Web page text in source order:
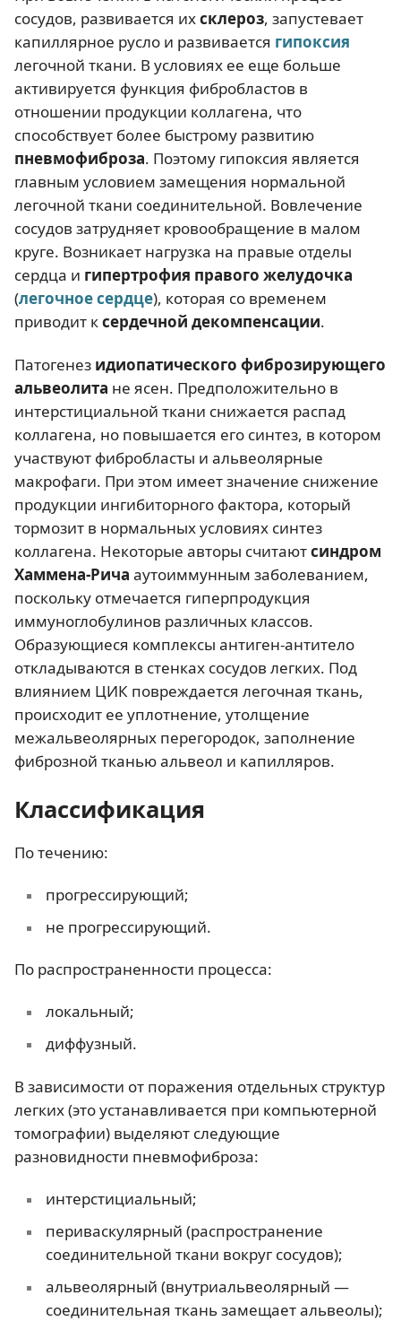
сосудов, развивается ихсклероз, запустевает
капиллярное русло и развивается гипоксия
легочной ткани. В условиях ее еще больше
активируется функция фибробластов в
отношении продукции коллагена, что
способствует более быстрому развитию
пневмофиброза. Поэтому гипоксия является
главным условием замещения нормальной
легочной ткани соединительной. Вовлечение
сосудов затрудняет кровообращение в малом
круге. Возникает нагрузка на правые отделы
сердца и гипертрофия правого желудочка
(легочное сердце), которая со временем
приводит ксердечной декомпенсации.
Патогенез идиопатического фиброзирующего
альвеолита не ясен. Предположительно в
интерстициальной ткани снижается распад
коллагена, но повышается его синтез, в котором
участвуют фибробласты и альвеолярные
макрофаги. При этом имеет значение снижение
продукции ингибиторного фактора, который
тормозит в нормальных условиях синтез
коллагена. Некоторые авторы считаютсиндром
Хаммена-Рича аутоиммунным заболеванием,
поскольку отмечается гиперпродукция
иммуноглобулинов различных классов.
Образующиеся комплексы антиген-антитело
откладываются в стенках сосудов легких. Под
влиянием ЦИК повреждается легочная ткань,
происходит ее уплотнение, утолщение
межальвеолярных перегородок, заполнение
фиброзной тканью альвеол и капилляров.
Классификация
По течению:
прогрессирующий;
не прогрессирующий.
По распространенности процесса:
локальный;
диффузный.
В зависимости от поражения отдельных структур
легких (это устанавливается при компьютерной
томографии) выделяют следующие
разновидности пневмофиброза:
интерстициальный;
периваскулярный (распространение
соединительной ткани вокруг сосудов);
альвеолярный (внутриальвеолярный —
соединительная ткань замещает альвеолы);